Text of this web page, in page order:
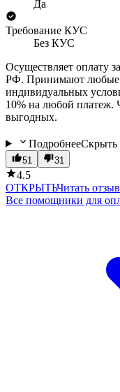
Да
Требование КУС
Без КУС
Осуществляет оплату
РФ. Принимают любые
индивидуальных
10% на любой платеж.
выгодных.
ПодробнееСкрыть
51 31
4.5
ОТКРЫТЬЧитать
Все помощники для